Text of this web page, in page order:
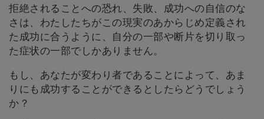
拒絶されることへの恐れ、失敗、成功への自信のな
さは、わたしたちがこの現実のあからじめ定義され
た成功に合うように、自分の一部や断片を切り取っ
た症状の一部でしかありません。
もし、あなたが変わり者であることによって、あま
りにも成功することができるとしたらどうでしょう
か？